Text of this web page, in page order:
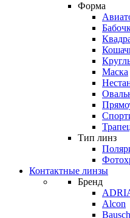
Форма
Маска
Тип линз
Контактные линзы
Бренд
Alcon